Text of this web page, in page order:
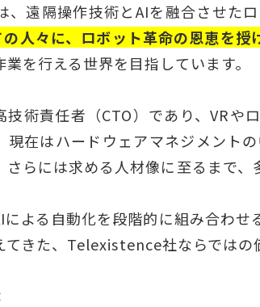
遠隔操作技術とAIを融合させた
の人々に、ロボット革命の恩恵を授
を行える世界を目指しています。
技術責任者（CTO）であり、VRや
現在はハードウェアマネジメント
さらには求める人材像に至るまで
よる自動化を段階的に組み合わ
きた、Telexistence社ならではの